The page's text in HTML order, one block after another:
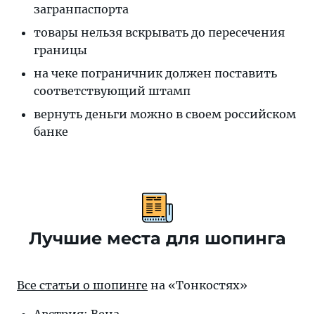
загранпаспорта
товары нельзя вскрывать до пересечения
границы
на чеке пограничник должен поставить
соответствующий штамп
вернуть деньги можно в своем российском
банке
Лучшие места для шопинга
Все статьи о шопинге на «Тонкостях»